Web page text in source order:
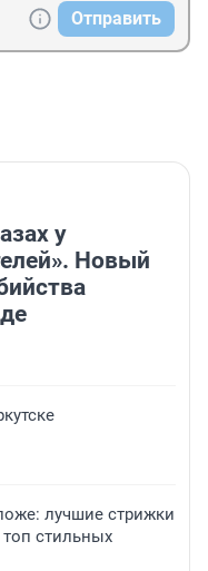
Отправить
у
Новый
лучшие стрижки
стильных